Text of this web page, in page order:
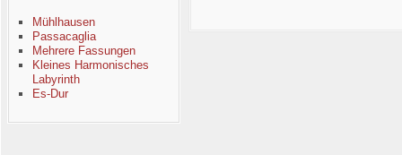
Mühlhausen
Passacaglia
Mehrere Fassungen
Kleines Harmonisches
Labyrinth
Es-Dur